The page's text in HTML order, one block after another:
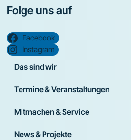
Folge uns auf
Facebook
Instagram
Das sind wir
Termine & Veranstaltungen
Mitmachen & Service
News & Projekte